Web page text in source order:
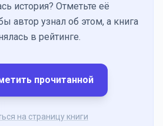
история? Отметьте её
автор узнал об этом, а книга
в рейтинге.
прочитанной
на страницу книги